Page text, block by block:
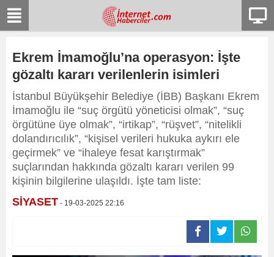
Ekrem İmamoğlu’na operasyon: İşte
gözaltı kararı verilenlerin isimleri
İstanbul Büyükşehir Belediye (İBB) Başkanı Ekrem
İmamoğlu ile “suç örgütü yöneticisi olmak”, “suç
örgütüne üye olmak”, “irtikap”, “rüşvet”, “nitelikli
dolandırıcılık”, “kişisel verileri hukuka aykırı ele
geçirmek” ve “ihaleye fesat karıştırmak”
suçlarından hakkında gözaltı kararı verilen 99
kişinin bilgilerine ulaşıldı. İşte tam liste:
SİYASET - 19-03-2025 22:16